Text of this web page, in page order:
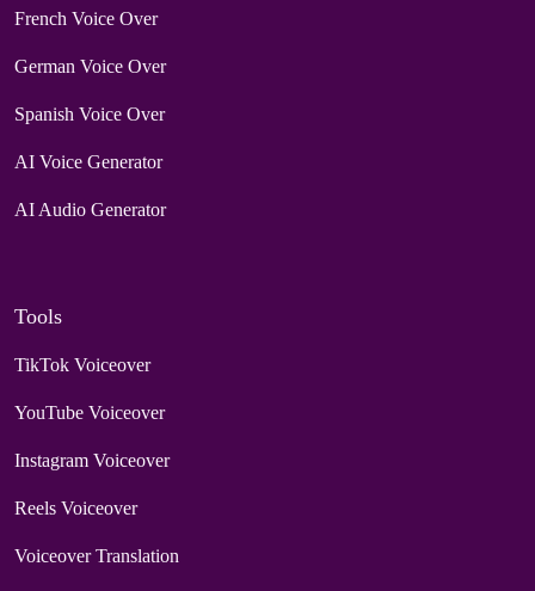
French Voice Over
German Voice Over
Spanish Voice Over
AI Voice Generator
AI Audio Generator
Tools
TikTok Voiceover
YouTube Voiceover
Instagram Voiceover
Reels Voiceover
Voiceover Translation